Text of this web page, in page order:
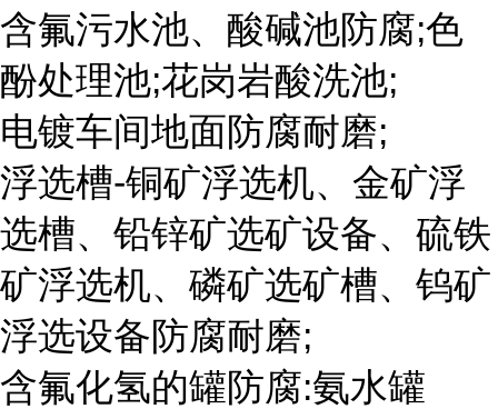
含氟污水池、酸碱池防腐;色
酚处理池;花岗岩酸洗池;
电镀车间地面防腐耐磨;
浮选槽-铜矿浮选机、金矿浮
选槽、铅锌矿选矿设备、硫铁
矿浮选机、磷矿选矿槽、钨矿
浮选设备防腐耐磨;
含氟化氢的罐防腐:氨水罐